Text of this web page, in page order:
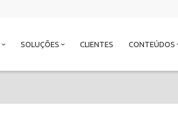
SOLUÇÕES CLIENTES CONTEÚDOS